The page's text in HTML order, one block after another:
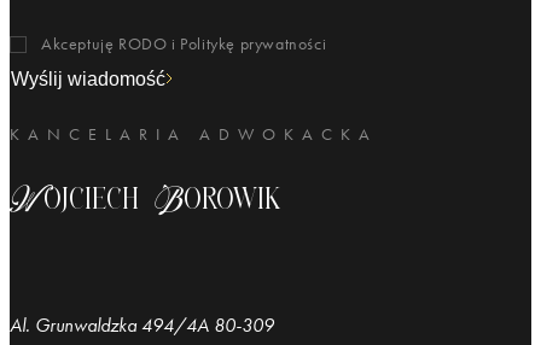
KANCELARIA ADWOKACKA
Wojciech Borowik
Al. Grunwaldzka 494/4A 80-309
Akceptuję RODO i Politykę prywatności
Wyślij wiadomość